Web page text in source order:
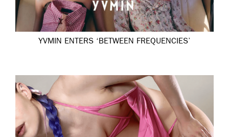
YVMIN ENTERS ‘BETWEEN FREQUENCIES’